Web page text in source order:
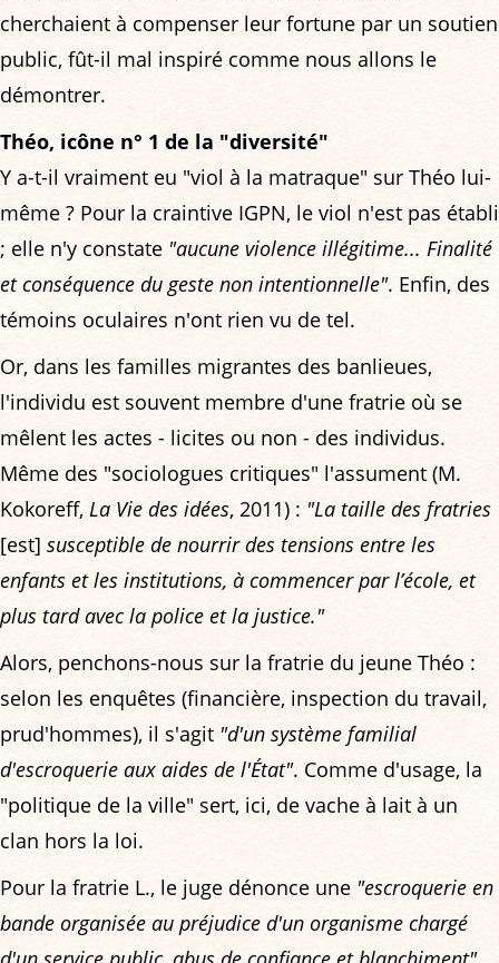
cherchaient à compenser leur fortune par un soutien
public, fût-il mal inspiré comme nous allons le
démontrer.
Théo, icône n° 1 de la "diversité"
Y a-t-il vraiment eu "viol à la matraque" sur Théo lui-
même ? Pour la craintive IGPN, le viol n'est pas établi
; elle n'y constate "aucune violence illégitime... Finalité
et conséquence du geste non intentionnelle". Enfin, des
témoins oculaires n'ont rien vu de tel.
Or, dans les familles migrantes des banlieues,
l'individu est souvent membre d'une fratrie où se
mêlent les actes - licites ou non - des individus.
Même des "sociologues critiques" l'assument (M.
Kokoreff, La Vie des idées, 2011) : "La taille des fratries
[est] susceptible de nourrir des tensions entre les
enfants et les institutions, à commencer par l’école, et
plus tard avec la police et la justice."
Alors, penchons-nous sur la fratrie du jeune Théo :
selon les enquêtes (financière, inspection du travail,
prud'hommes), il s'agit "d'un système familial
d'escroquerie aux aides de l'État". Comme d'usage, la
"politique de la ville" sert, ici, de vache à lait à un
clan hors la loi.
Pour la fratrie L., le juge dénonce une "escroquerie en
bande organisée au préjudice d'un organisme chargé